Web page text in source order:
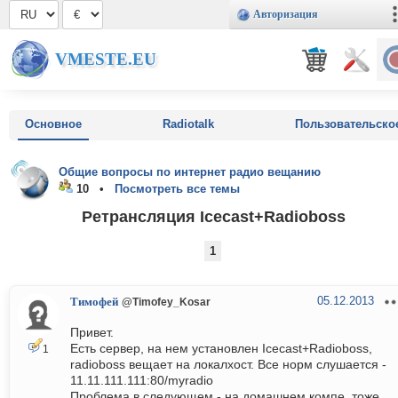
Авторизация
VMESTE.EU
Основное Radiotalk
Общие вопросы по интернет радио вещанию
10 •
Посмотреть все темы
Ретрансляция Icecast+Radioboss
1
1
Тимофей @Timofey_Kosar 05.12.2013
Привет.
Есть сервер, на нем установлен Icecast+Radioboss,
radioboss вещает на локалхост. Все норм слушается -
11.11.111.111:80/myradio